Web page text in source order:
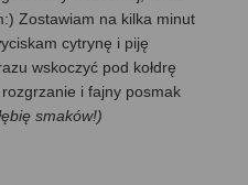
Zostawiam na kilka minut
cytrynę i piję
wskoczyć pod kołdrę
i fajny posmak
smaków!)